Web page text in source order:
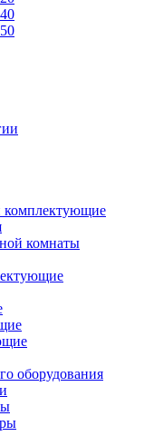
комнаты
оборудования